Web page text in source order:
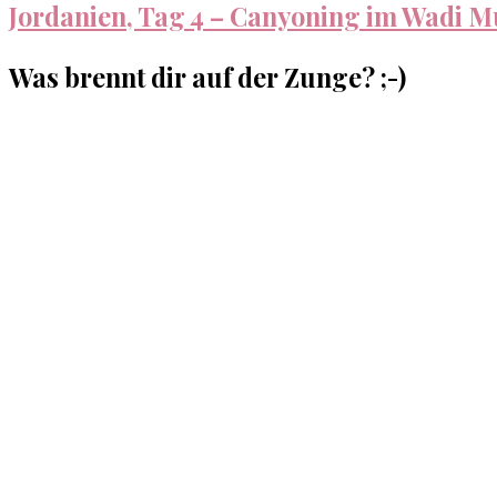
Jordanien, Tag 4 – Canyoning im Wadi
Was brennt dir auf der Zunge? ;-)